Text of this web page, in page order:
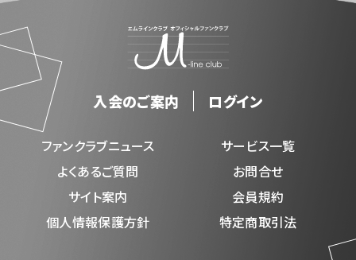
入会のご案内 ログイン
ファンクラブニュース
サービス一覧
よくあるご質問
お問合せ
サイト案内
会員規約
個人情報保護方針
特定商取引法